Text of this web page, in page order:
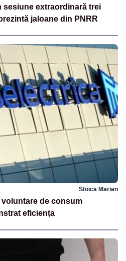
sesiune extraordinară trei
jaloane din PNRR
Stoica Marian
de consum
eficienţa